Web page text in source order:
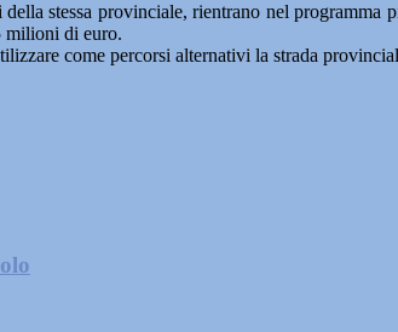
stessa provinciale, rientrano nel
milioni di euro.
come percorsi alternativi la strada